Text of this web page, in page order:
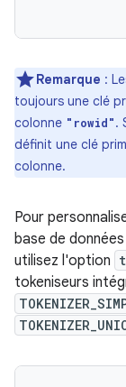
Remarque :
toujours une clé
colonne "rowid".
définit une clé
colonne.
Pour
base de
utilisez l'option
tokeniseurs